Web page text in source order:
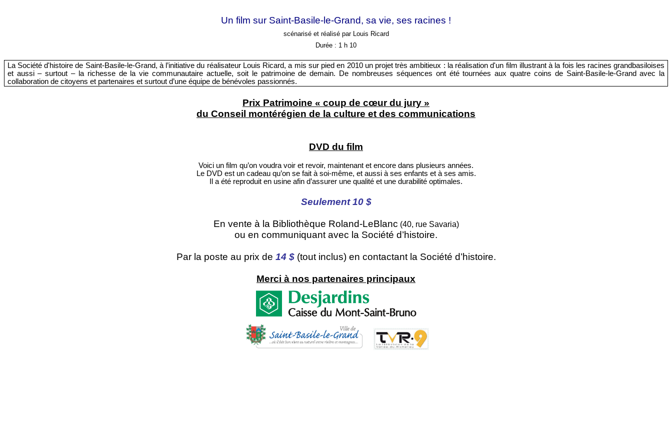
Un film sur Saint-Basile-le-Grand, sa vie, ses racines !
scénarisé et réalisé par Louis Ricard
Durée : 1 h 10
La Société d'histoire de Saint-Basile-le-Grand, à l’initiative du réalisateur Louis Ricard, a mis sur pied en 2010 un projet très ambitieux : la réalisation d'un film illustrant à la fois les racines grandbasiloises
et aussi – surtout – la richesse de la vie communautaire actuelle, soit le patrimoine de demain. De nombreuses séquences ont été tournées aux quatre coins de Saint-Basile-le-Grand avec la
collaboration de citoyens et partenaires et surtout d’une équipe de bénévoles passionnés.
Prix Patrimoine « coup de cœur du jury »
du Conseil montérégien de la culture et des communications
DVD du film
Voici un film qu’on voudra voir et revoir, maintenant et encore dans plusieurs années.
Le DVD est un cadeau qu’on se fait à soi-même, et aussi à ses enfants et à ses amis.
Il a été reproduit en usine afin d’assurer une qualité et une durabilité optimales.
Seulement 10 $
En vente à la Bibliothèque Roland-LeBlanc (40, rue Savaria)
ou en communiquant avec la Société d’histoire.
Par la poste au prix de 14 $(tout inclus) en contactant la Société d’histoire.
Merci à nos partenaires principaux